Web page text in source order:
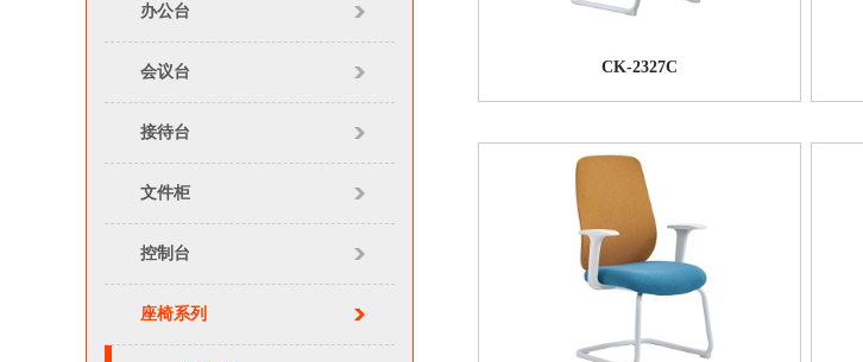
办公台
会议台
接待台
文件柜
控制台
座椅系列
CK-2327C